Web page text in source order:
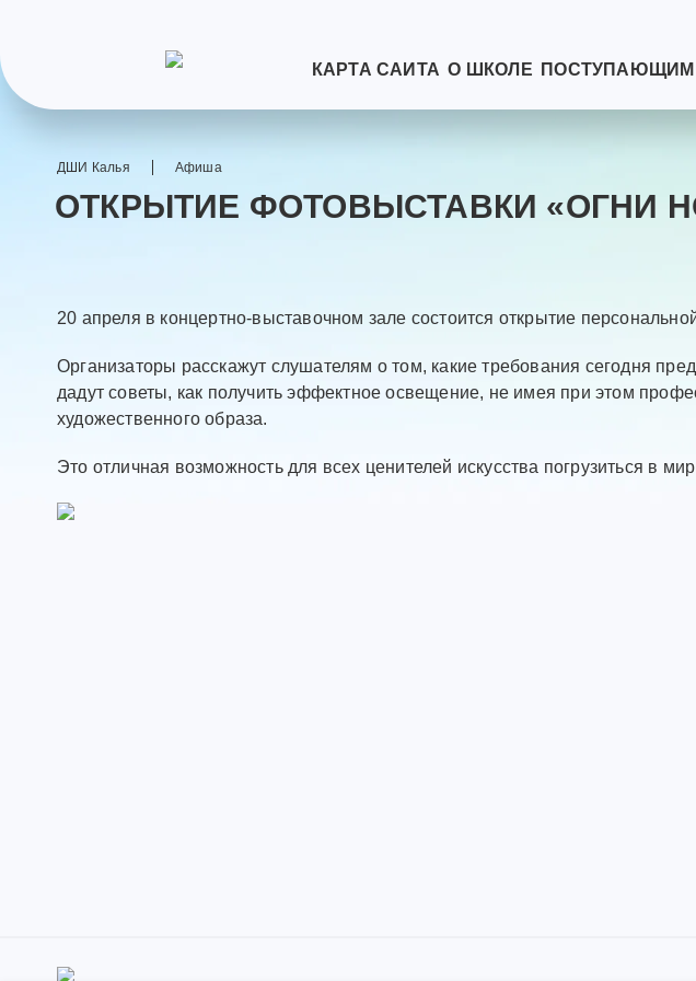
КАРТА САЙТА О ШКОЛЕ ПОСТУПАЮЩИМ
ДШИ Калья Афиша
ОТКРЫТИЕ ФОТОВЫСТАВКИ «ОГНИ
20 апреля в концертно-выставочном зале состоится открытие
Организаторы расскажут слушателям о том, какие требования сегодня
дадут советы, как получить эффектное освещение, не имея при этом
художественного образа.
Это отличная возможность для всех ценителей искусства погрузиться в